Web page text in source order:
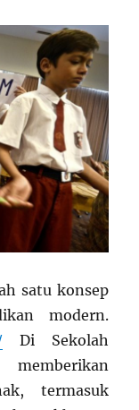
satu konsep
modern.
Di Sekolah
termasuk